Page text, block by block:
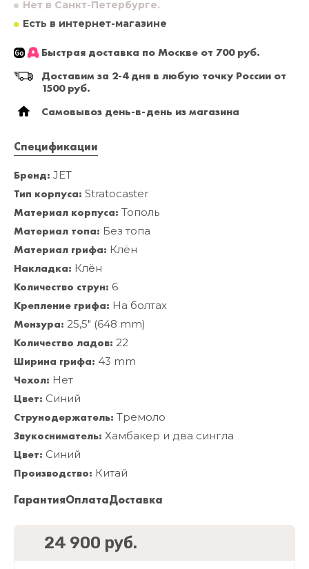
Нет в Санкт-Петербурге.
Есть в интернет-магазине
Быстрая доставка по Москве от 700 руб.
Доставим за 2-4 дня в любую точку России от
1500 руб.
Самовывоз день-в-день из магазина
Спецификации
Бренд: JET
Тип корпуса: Stratocaster
Материал корпуса: Тополь
Материал топа: Без топа
Материал грифа: Клён
Накладка: Клён
Количество струн: 6
Крепление грифа: На болтах
Мензура: 25,5" (648 mm)
Количество ладов: 22
Ширина грифа: 43 mm
Чехол: Нет
Цвет: Синий
Струнодержатель: Тремоло
Звукосниматель: Хамбакер и два сингла
Цвет: Синий
Производство: Китай
ГарантияОплатаДоставка
24 900 руб.